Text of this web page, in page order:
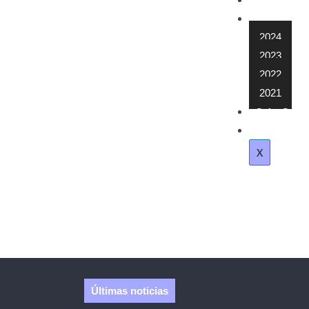
Memoria
2024
2023
2022
2021
Safor Salut
X
Últimas noticias